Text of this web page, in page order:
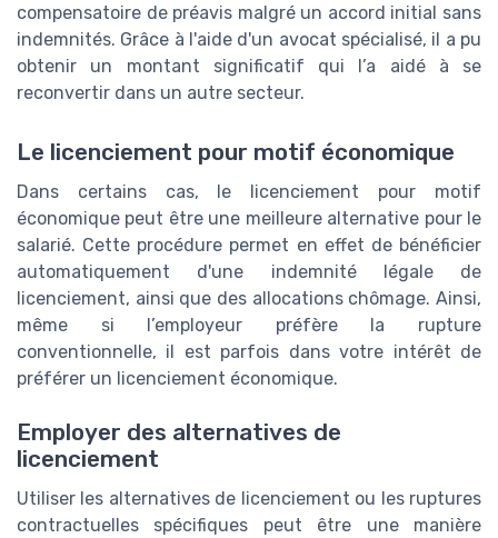
compensatoire de préavis malgré un accord initial sans
indemnités. Grâce à l'aide d'un avocat spécialisé, il a pu
obtenir un montant significatif qui l’a aidé à se
reconvertir dans un autre secteur.
Le licenciement pour motif économique
Dans certains cas, le licenciement pour motif
économique peut être une meilleure alternative pour le
salarié. Cette procédure permet en effet de bénéficier
automatiquement d'une indemnité légale de
licenciement, ainsi que des allocations chômage. Ainsi,
même si l’employeur préfère la rupture
conventionnelle, il est parfois dans votre intérêt de
préférer un licenciement économique.
Employer des alternatives de
licenciement
Utiliser les alternatives de licenciement ou les ruptures
contractuelles spécifiques peut être une manière